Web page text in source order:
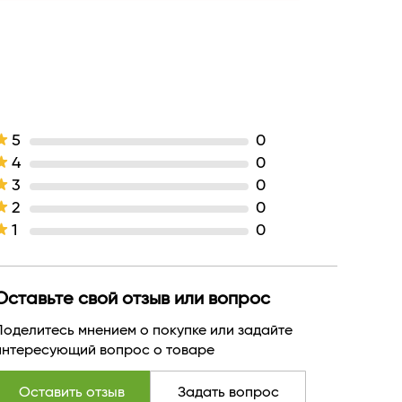
БЕЛАРУСЬ
5
0
4
0
3
0
2
0
1
0
свой отзыв или вопрос
мнением о покупке или задайте
вопрос о товаре
Оставить отзыв Задать вопрос